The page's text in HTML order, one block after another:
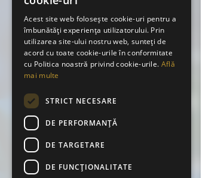
Acest site web folosește cookie-uri pentru a
îmbunătăți experiența utilizatorului. Prin
utilizarea site-ului nostru web, sunteți de
acord cu toate cookie-urile în conformitate
cu Politica noastră privind cookie-urile. Află
mai multe
STRICT NECESARE
DE PERFORMANȚĂ
DE TARGETARE
DE FUNCŢIONALITATE